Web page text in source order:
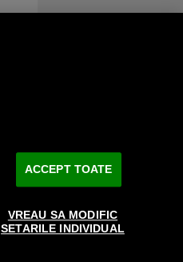
ACCEPT TOATE
VREAU SA MODIFIC
SETARILE INDIVIDUAL